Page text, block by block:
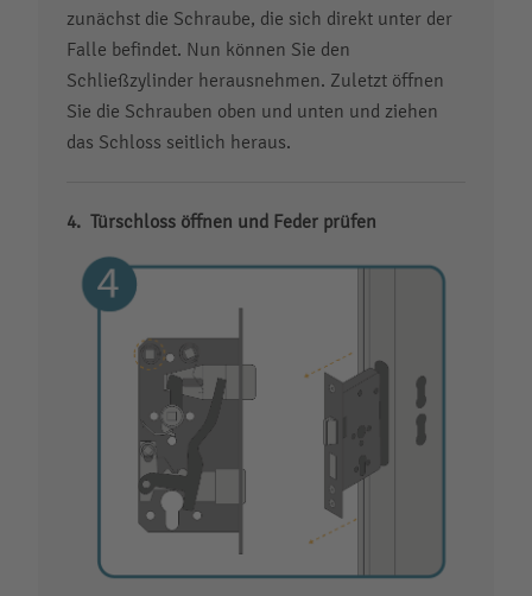
zunächst die Schraube, die sich direkt unter der
Falle befindet. Nun können Sie den
Schließzylinder herausnehmen. Zuletzt öffnen
Sie die Schrauben oben und unten und ziehen
das Schloss seitlich heraus.
Türschloss öffnen und Feder prüfen